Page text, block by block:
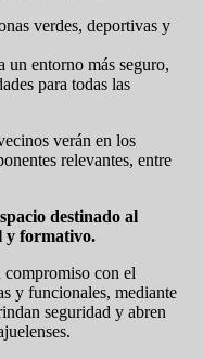
verdes, deportivas y
un entorno más seguro,
para todas las
verán en los
relevantes, entre
destinado al
y formativo.
con el
y funcionales, mediante
seguridad y abren